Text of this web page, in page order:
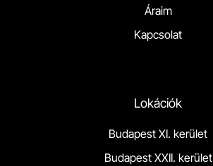
Áraim
Kapcsolat
Lokációk
Budapest XI. kerület
Budapest XXII. kerület